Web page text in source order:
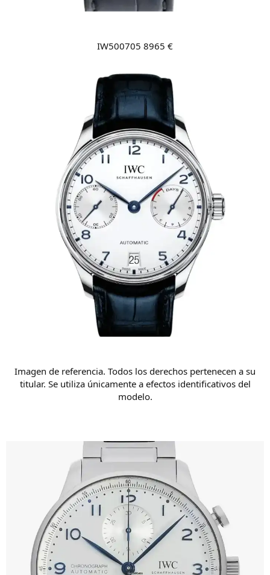
IW500705 8965 €
Imagen de referencia. Todos los derechos pertenecen a su
titular. Se utiliza únicamente a efectos identificativos del
modelo.